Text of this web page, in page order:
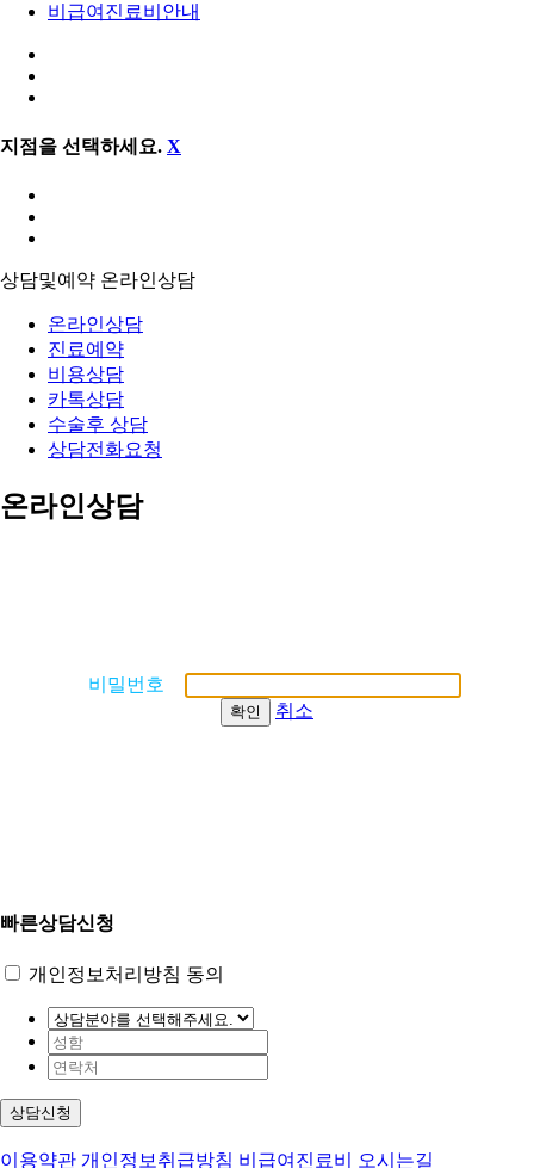
비급여진료비안내
지점을 선택하세요. X
상담및예약 온라인상담
온라인상담
진료예약
비용상담
카톡상담
수술후 상담
상담전화요청
온라인상담
비밀번호
확인 취소
빠른상담신청
개인정보처리방침 동의
상담신청
이용약관 개인정보취급방침 비급여진료비 오시는길